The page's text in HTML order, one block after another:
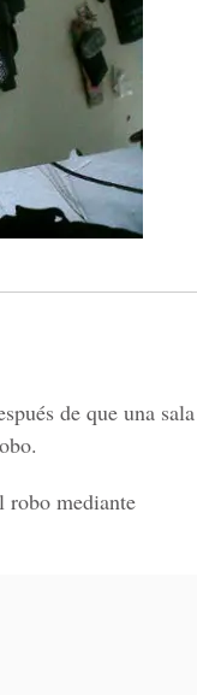
de que una sala
robo mediante